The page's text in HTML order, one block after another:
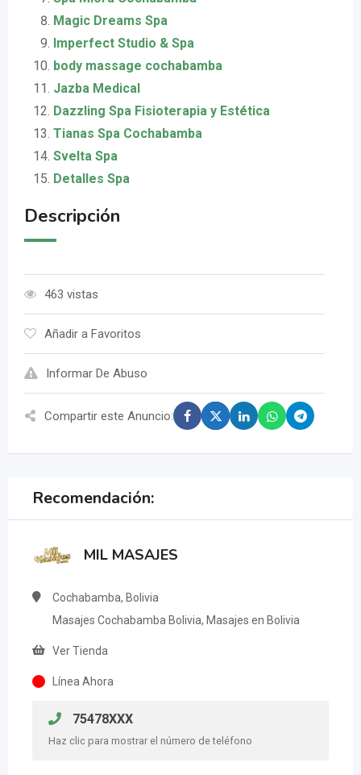
Magic Dreams Spa
Imperfect Studio & Spa
body massage cochabamba
Jazba Medical
Dazzling Spa Fisioterapia y Estética
Tianas Spa Cochabamba
Svelta Spa
Detalles Spa
Descripción
463 vistas
Añadir a Favoritos
Informar De Abuso
Compartir este Anuncio:
Recomendación:
MIL MASAJES
Cochabamba, Bolivia
Masajes Cochabamba Bolivia, Masajes en Bolivia
Ver Tienda
Línea Ahora
75478XXX
Haz clic para mostrar el número de teléfono